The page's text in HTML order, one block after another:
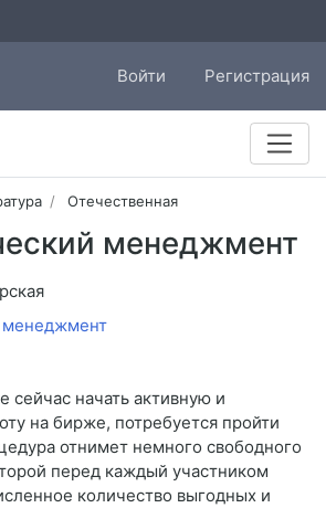
Войти Регистрация
Отечественная
менеджмент
сейчас начать активную и
на бирже, потребуется пройти
отнимет немного свободного
перед каждый участником
количество выгодных и